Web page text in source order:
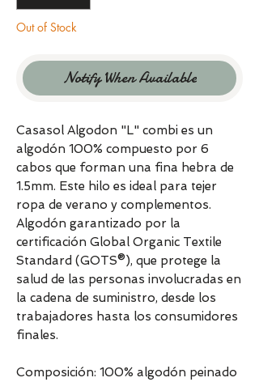
Out of Stock
Notify When Available
Casasol Algodon "L" combi es un
algodón 100% compuesto por 6
cabos que forman una fina hebra de
1.5mm. Este hilo es ideal para tejer
ropa de verano y complementos.
Algodón garantizado por la
certificación Global Organic Textile
Standard (GOTS®), que protege la
salud de las personas involucradas en
la cadena de suministro, desde los
trabajadores hasta los consumidores
finales.
Composición: 100% algodón peinado